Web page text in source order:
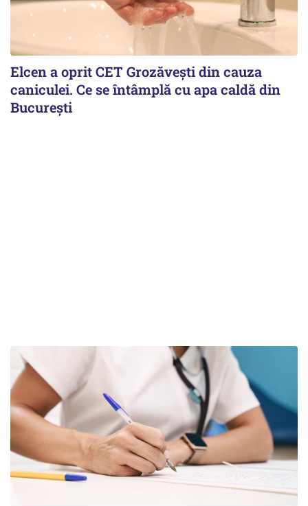
Elcen a oprit CET Grozăvești din cauza
caniculei. Ce se întâmplă cu apa caldă din
București